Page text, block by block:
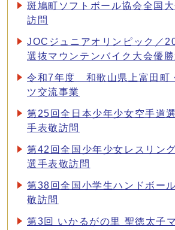
斑鳩町ソフトボール協会全国
訪問
JOCジュニアオリンピック／
選抜マウンテンバイク大会優
令和7年度 和歌山県上富田町
ツ交流事業
第25回全日本少年少女空手道
手表敬訪問
第42回全国少年少女レスリン
選手表敬訪問
第38回全国小学生ハンドボー
敬訪問
第3回 いかるがの里 聖徳太子